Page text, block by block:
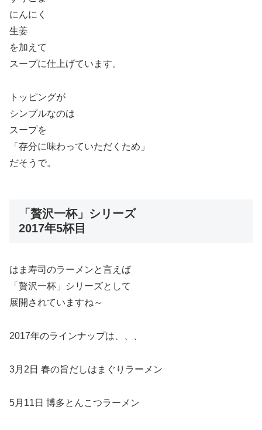
にんにく
生姜
を加えて
スープに仕上げています。
トッピングが
シンプルなのは
スープを
「存分に味わっていただくため」
だそうで。
「贅沢一杯」シリーズ
2017年5杯目
はま寿司のラーメンと言えば
「贅沢一杯」シリーズとして
展開されていますね～
2017年のラインナップは、、、
3月2日 春の旨だしはまぐりラーメン
5月11日 博多とんこつラーメン